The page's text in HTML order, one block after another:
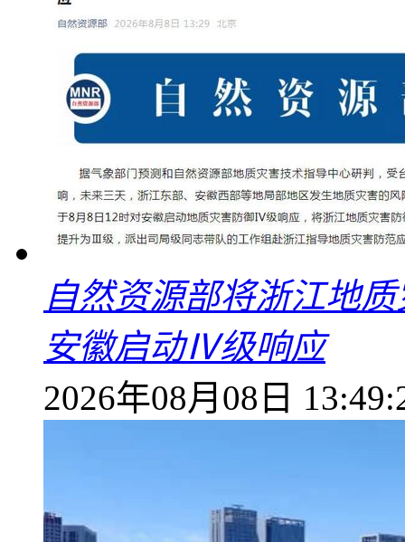
自然资源部将浙江地
安徽启动Ⅳ级响应
2026年08月08日